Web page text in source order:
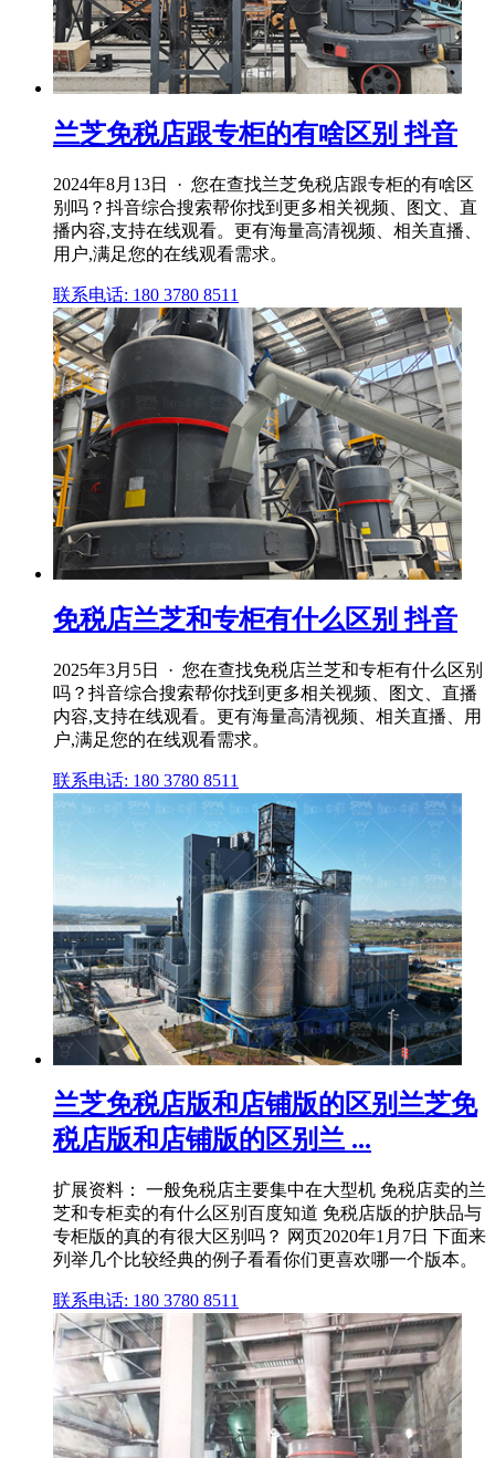
兰芝免税店跟专柜的有啥区别 抖音
2024年8月13日 · 您在查找兰芝免税店跟专柜的有啥区
别吗？抖音综合搜索帮你找到更多相关视频、图文、直
播内容,支持在线观看。更有海量高清视频、相关直播、
用户,满足您的在线观看需求。
联系电话: 180 3780 8511
免税店兰芝和专柜有什么区别 抖音
2025年3月5日 · 您在查找免税店兰芝和专柜有什么区别
吗？抖音综合搜索帮你找到更多相关视频、图文、直播
内容,支持在线观看。更有海量高清视频、相关直播、用
户,满足您的在线观看需求。
联系电话: 180 3780 8511
兰芝免税店版和店铺版的区别兰芝免
税店版和店铺版的区别兰 ...
扩展资料： 一般免税店主要集中在大型机 免税店卖的兰
芝和专柜卖的有什么区别百度知道 免税店版的护肤品与
专柜版的真的有很大区别吗？ 网页2020年1月7日 下面来
列举几个比较经典的例子看看你们更喜欢哪一个版本。
联系电话: 180 3780 8511